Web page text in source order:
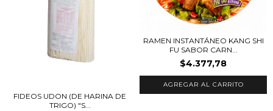
FIDEOS UDON (DE HARINA DE
TRIGO) "S...
RAMEN INSTANTÁNEO KANG SHI
FU SABOR CARN...
$4.377,78